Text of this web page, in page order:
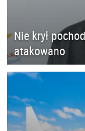
Nie krył
atakowano